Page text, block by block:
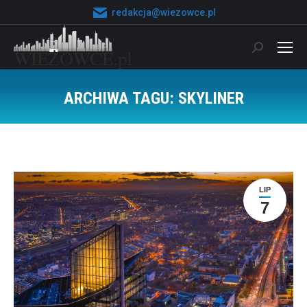
redakcja@wiezowce.pl
Szukaj:
ARCHIWA TAGU: SKYLINER
LIP
7